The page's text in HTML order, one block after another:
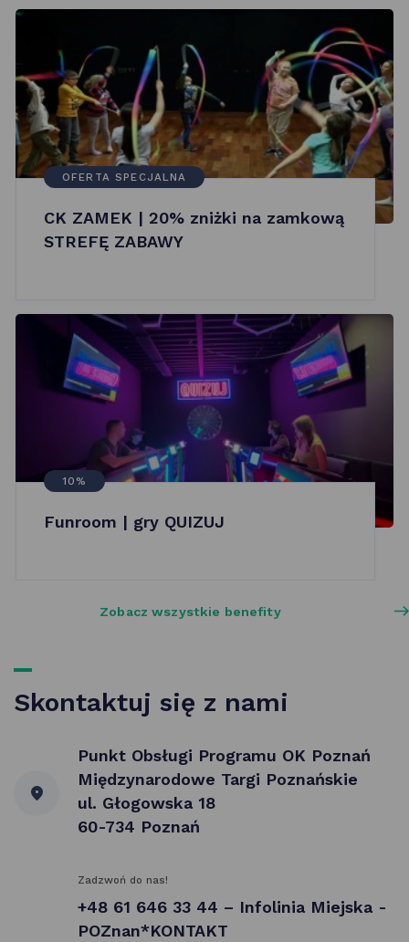
OFERTA SPECJALNA
CK ZAMEK | 20% zniżki na zamkową
STREFĘ ZABAWY
10%
Funroom | gry QUIZUJ
Zobacz wszystkie benefity
Skontaktuj się z nami
Punkt Obsługi Programu OK Poznań
Międzynarodowe Targi Poznańskie
ul. Głogowska 18
60-734 Poznań
Zadzwoń do nas!
+48 61 646 33 44 – Infolinia Miejska -
POZnan*KONTAKT